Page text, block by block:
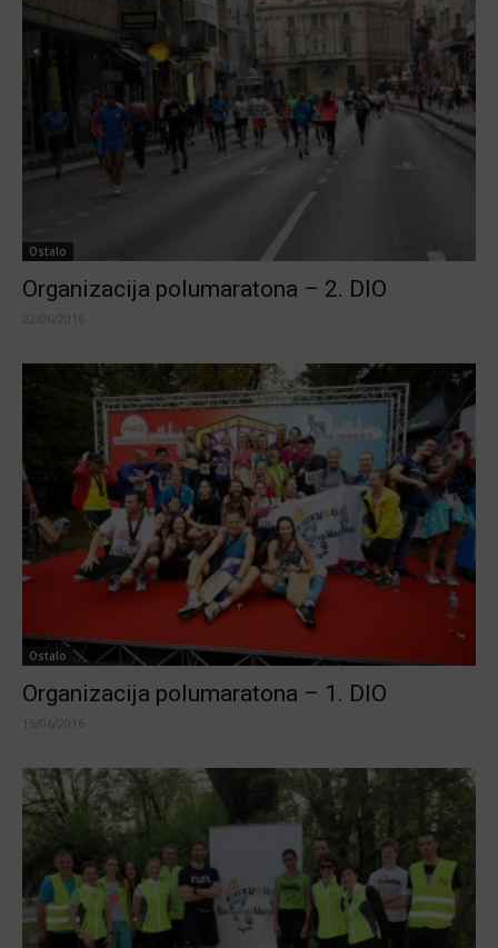
Ostalo
Organizacija polumaratona – 2. DIO
22/06/2016
Ostalo
Organizacija polumaratona – 1. DIO
15/06/2016